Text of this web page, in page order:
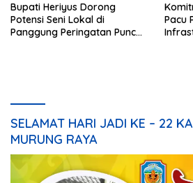
Bupati Heriyus Dorong
Potensi Seni Lokal di
Panggung Peringatan Puncak
Pacu
SELAMAT HARI JADI KE – 22
MURUNG RAYA